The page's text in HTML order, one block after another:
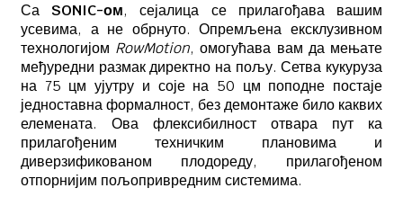
Са
SONIC-ом, сејалица се прилагођава вашим
усевима, а не обрнуто. Опремљена ексклузивном
технологијом RowMotion, омогућава вам да мењате
међуредни размак директно на пољу. Сетва кукуруза
на 75 цм ујутру и соје на 50 цм поподне постаје
једноставна формалност, без демонтаже било каквих
елемената. Ова флексибилност отвара пут ка
прилагођеним техничким плановима и
диверзификованом плодореду, прилагођеном
отпорнијим пољопривредним системима.